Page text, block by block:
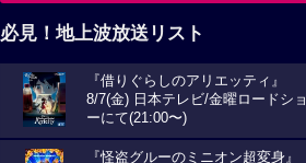
必見！地上波放送リスト
『借りぐらしのアリエッティ』
8/7(金) 日本テレビ/金曜ロードショ
ーにて(21:00〜)
『怪盗グルーのミニオン超変身』